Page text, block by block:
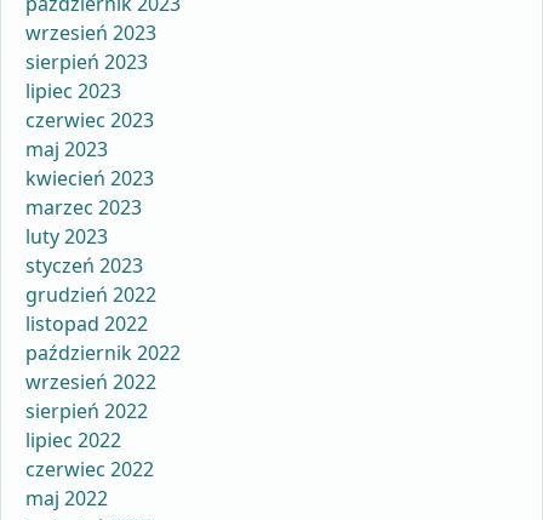
wrzesień 2023
sierpień 2023
lipiec 2023
czerwiec 2023
maj 2023
kwiecień 2023
marzec 2023
luty 2023
styczeń 2023
grudzień 2022
listopad 2022
październik 2022
wrzesień 2022
sierpień 2022
lipiec 2022
czerwiec 2022
maj 2022